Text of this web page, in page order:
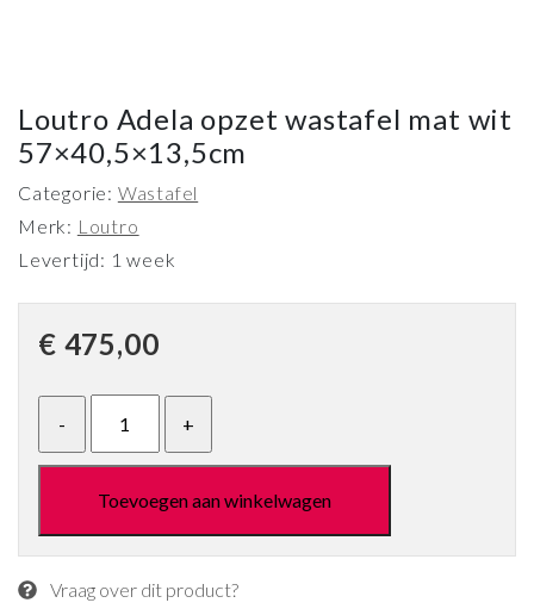
Loutro Adela opzet wastafel mat wit
57×40,5×13,5cm
Categorie: Wastafel
Merk: Loutro
Levertijd: 1 week
€ 475,00
Toevoegen aan winkelwagen
Vraag over dit product?